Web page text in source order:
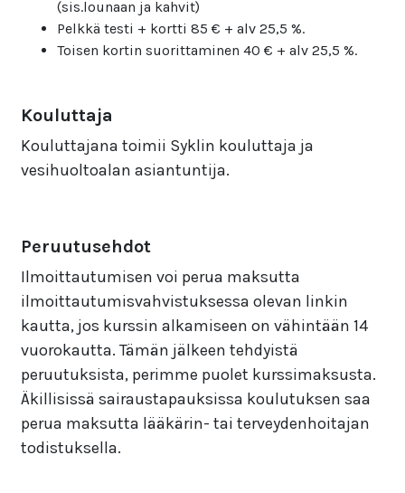
(sis.lounaan ja kahvit)
Pelkkä testi + kortti 85 € + alv 25,5 %.
Toisen kortin suorittaminen 40 € + alv 25,5 %.
Kouluttaja
Kouluttajana toimii Syklin kouluttaja ja
vesihuoltoalan asiantuntija.
Peruutusehdot
Ilmoittautumisen voi perua maksutta
ilmoittautumisvahvistuksessa olevan linkin
kautta, jos kurssin alkamiseen on vähintään 14
vuorokautta. Tämän jälkeen tehdyistä
peruutuksista, perimme puolet kurssimaksusta.
Äkillisissä sairaustapauksissa koulutuksen saa
perua maksutta lääkärin- tai terveydenhoitajan
todistuksella.